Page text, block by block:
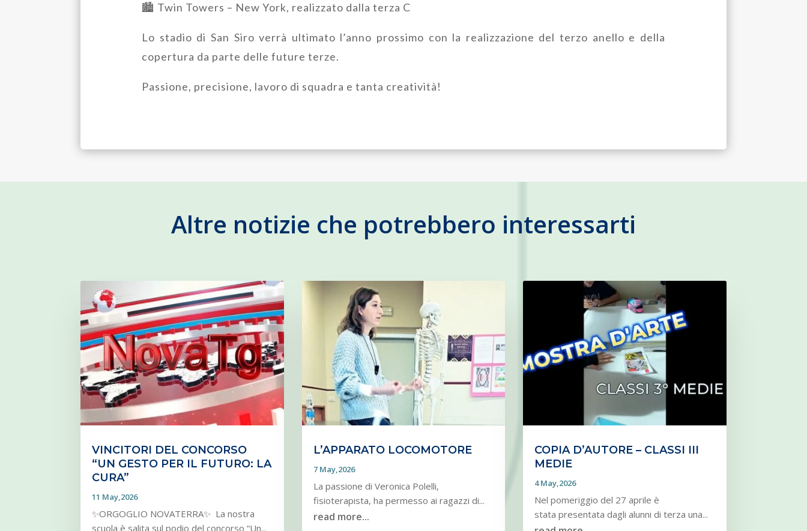
🏙️ Twin Towers – New York, realizzato dalla terza C
Lo stadio di San Siro verrà ultimato l’anno prossimo con la realizzazione del terzo anello e della
copertura da parte delle future terze.
Passione, precisione, lavoro di squadra e tanta creatività!
Altre notizie che potrebbero interessarti
VINCITORI DEL CONCORSO
“UN GESTO PER IL FUTURO: LA
CURA”
11 May,2026
✨ORGOGLIO NOVATERRA✨ La nostra
scuola è salita sul podio del concorso “Un...
L’APPARATO LOCOMOTORE
7 May,2026
La passione di Veronica Polelli,
fisioterapista, ha permesso ai ragazzi di...
read more...
COPIA D’AUTORE – CLASSI III
MEDIE
4 May,2026
Nel pomeriggio del 27 aprile è
stata presentata dagli alunni di terza una...